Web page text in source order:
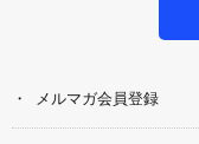
メルマガ会員登録